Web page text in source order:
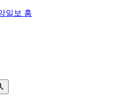
일보 홈